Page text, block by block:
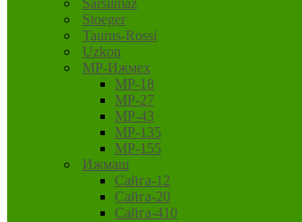
Sarsilmaz
Stoeger
Taurus-Rossi
Uzkon
MP-Ижмех
MP-18
MP-27
MP-43
MP-135
MP-155
Ижмаш
Сайга-12
Сайга-20
Сайга-410